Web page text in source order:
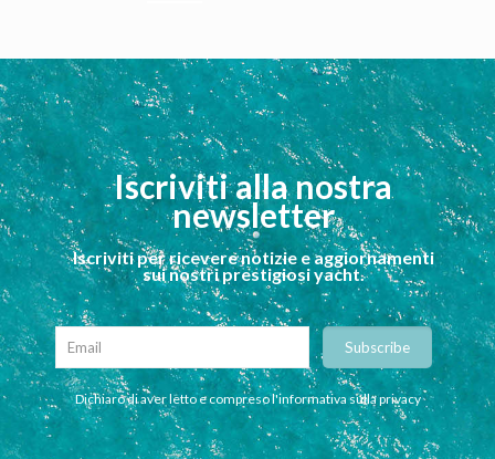
Iscriviti alla nostra
newsletter
Iscriviti per ricevere notizie e aggiornamenti
sui nostri prestigiosi yacht.
Dichiaro di aver letto e compreso l'informativa sulla privacy